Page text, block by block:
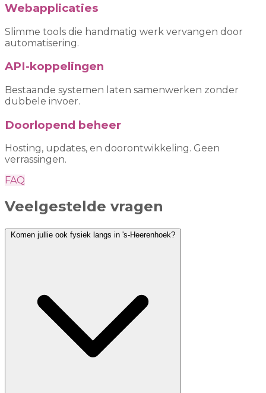
Webapplicaties
Slimme tools die handmatig werk vervangen door
automatisering.
API-koppelingen
Bestaande systemen laten samenwerken zonder
dubbele invoer.
Doorlopend beheer
Hosting, updates, en doorontwikkeling. Geen
verrassingen.
FAQ
Veelgestelde vragen
Komen jullie ook fysiek langs in 's-Heerenhoek?